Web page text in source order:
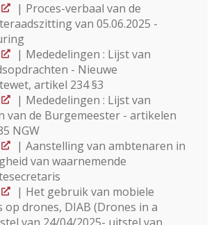
| Proces-verbaal van de
van 05.06.2025 -
| Mededelingen : Lijst van
- Nieuwe
artikel 234 §3
| Mededelingen : Lijst van
van de Burgemeester - artikelen
NGW
| Aanstelling van ambtenaren in
van waarnemende
| Het gebruik van mobiele
op drones, DIAB (Drones in a